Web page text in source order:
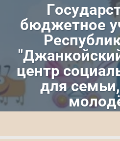
бюджетное
центр
для